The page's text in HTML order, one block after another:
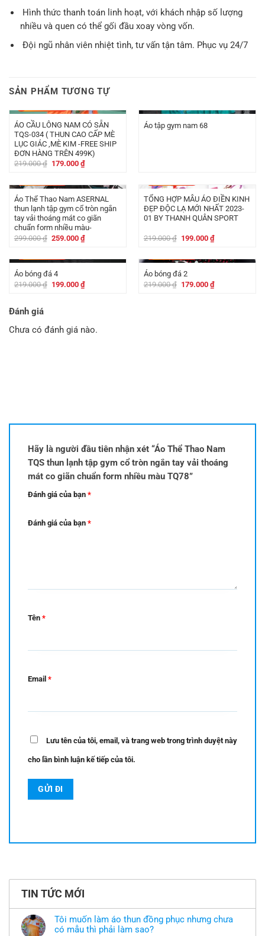
Hình thức thanh toán linh hoạt, với khách nhập số lượng
nhiều và quen có thể gối đầu xoay vòng vốn.
Đội ngũ nhân viên nhiệt tình, tư vấn tận tâm. Phục vụ 24/7
SẢN PHẨM TƯƠNG TỰ
ÁO CẦU LÔNG NAM CÓ SẴN
TQS-034 ( THUN CAO CẤP MÈ
LỤC GIÁC ,MÈ KIM -FREE SHIP
ĐƠN HÀNG TRÊN 499K)
219.000₫ Giá
219.000 ₫.
179.000 ₫Giá
hiện
là:
179.000 ₫.
Áo tập gym nam 68
Áo Thể Thao Nam ASERNAL
thun lạnh tập gym cổ tròn ngắn
tay vải thoáng mát co giãn
chuẩn form nhiều màu-
299.000₫ Giá
299.000 ₫.
259.000 ₫Giá
hiện
là:
259.000 ₫.
TỔNG HỢP MẪU ÁO ĐIỀN KINH
ĐẸP ĐỘC LẠ MỚI NHẤT 2023-
01 BY THANH QUÂN SPORT
219.000₫ Giá
219.000 ₫.
199.000 ₫Giá
hiện
là:
199.000 ₫.
Áo bóng đá 4
219.000₫ Giá
199.000 ₫Giá
hiện
Áo bóng đá 2
219.000₫ Giá
179.000 ₫Giá
hiện
Đánh giá
Chưa có đánh giá nào.
Hãy là người đầu tiên nhận xét “Áo Thể Thao Nam
TQS thun lạnh tập gym cổ tròn ngắn tay vải thoáng
mát co giãn chuẩn form nhiều màu TQ78”
Đánh giá của bạn *
Đánh giá của bạn *
Tên *
Email *
Lưu tên của tôi, email, và trang web trong trình duyệt này
cho lần bình luận kế tiếp của tôi.
TIN TỨC MỚI
Tôi muốn làm áo thun đồng phục nhưng chưa
có mẫu thì phải làm sao?